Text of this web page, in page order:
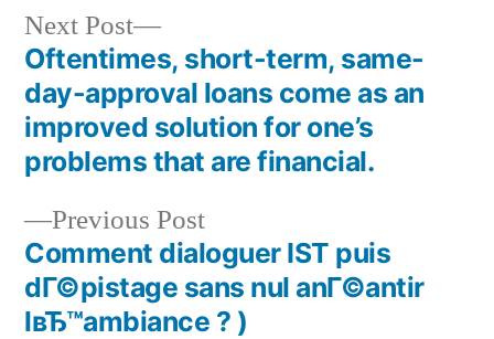
Previous Post
Comment dialoguer IST puis
dГ©pistage sans nul anГ©antir
lвЂ™ambiance ? )
Next Post
Oftentimes, short-term, same-
day-approval loans come as an
improved solution for one’s
problems that are financial.